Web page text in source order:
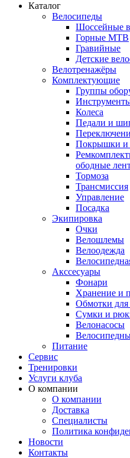
Каталог
Велосипеды
Шоссейные
Горные МTB
Гравийные
Детские
Велотренажёры
Комплектующие
Группы
Колеса
Педали и
Покрышки и
ободные
Тормоза
Трансмиссия
Управление
Посадка
Экипировка
Очки
Велошлемы
Велоодежда
Акссесуары
Фонари
Хранение и
Обмотки для
Сумки и
Велонасосы
Питание
Сервис
Тренировки
Услуги клуба
О компании
О компании
Доставка
Специалисты
Политика
Новости
Контакты